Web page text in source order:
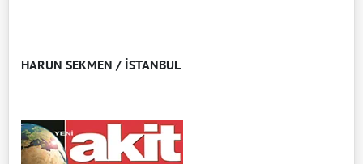
HARUN SEKMEN / İSTANBUL